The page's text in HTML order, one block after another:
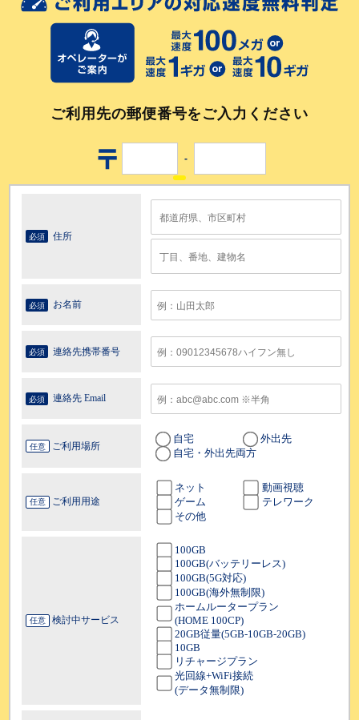
ご利用先の郵便番号をご入力ください
-
必須 住所
必須 お名前
必須 連絡先携帯番号
必須 連絡先 Email
任意 ご利用場所
自宅
外出先
自宅・外出先両方
任意 ご利用用途
ネット
動画視聴
ゲーム
テレワーク
その他
任意 検討中サービス
100GB
100GB(バッテリーレス)
100GB(5G対応)
100GB(海外無制限)
ホームルータープラン
(HOME 100CP)
20GB従量(5GB-10GB-20GB)
10GB
リチャージプラン
光回線+WiFi接続
(データ無制限)